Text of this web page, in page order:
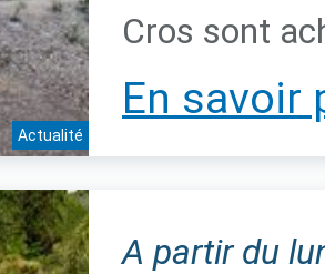
Actualité
Cros sont
En savoir
A partir du